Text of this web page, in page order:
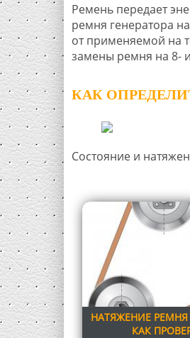
Ремень передает
ремня генератора
от применяемой на
замены ремня на 8-
КАК
Состояние и
НАТЯЖЕНИЕ РЕМНЯ
КАК